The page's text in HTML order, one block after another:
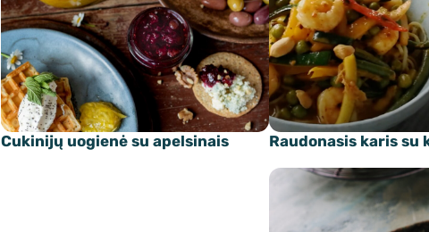
Cukinijų uogienė su apelsinais Raudonasis karis su